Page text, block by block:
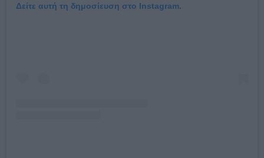
Δείτε αυτή τη δημοσίευση στο Instagram.